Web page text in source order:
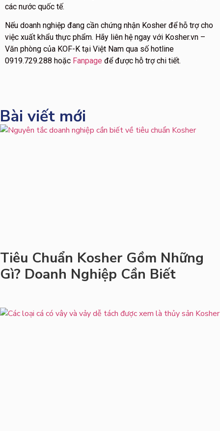
các nước quốc tế.
Nếu doanh nghiệp đang cần chứng nhận Kosher để hỗ trợ cho
việc xuất khẩu thực phẩm. Hãy liên hệ ngay với Kosher.vn –
Văn phòng của KOF-K tại Việt Nam qua số hotline
0919.729.288 hoặc Fanpage để được hỗ trợ chi tiết.
Bài viết mới
Tiêu Chuẩn Kosher Gồm Những
Gì? Doanh Nghiệp Cần Biết